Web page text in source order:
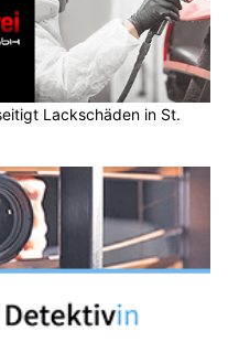
Lackschäden in St.